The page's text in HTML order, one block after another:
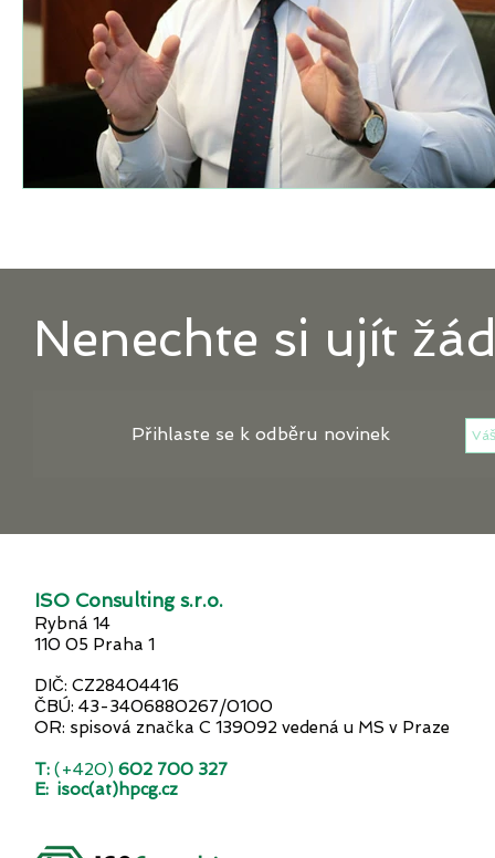
Nenechte si ujít
Přihlaste se k odběru novinek
ISO Consulting s.r.o.
Rybná 14
110 05 Praha 1
DIČ: CZ28404416
ČBÚ: 43-3406880267/0100
OR: spisová značka C 139092 vedená u MS v Praze
T: (+420) 602 700 327
E: isoc(at)hpcg.cz